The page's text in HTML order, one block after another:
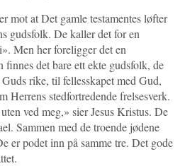
mot at Det gamle testamentes løfter
gudsfolk. De kaller det for en
Men her foreligger det en
finnes det bare ett ekte gudsfolk, de
rike, til fellesskapet med Gud,
Herrens stedfortredende frelsesverk.
ved meg,» sier Jesus Kristus. De
Sammen med de troende jødene
er podet inn på samme tre. Det gode